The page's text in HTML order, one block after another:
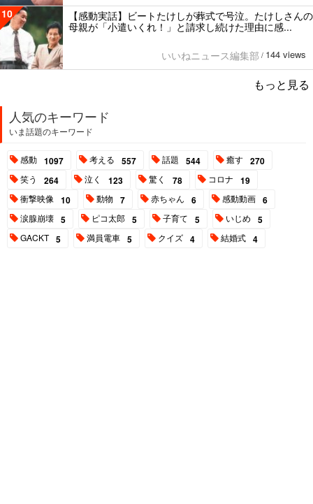
10
【感動実話】ビートたけしが葬式で号泣。たけしさんの
母親が「小遣いくれ！」と請求し続けた理由に感...
いいねニュース編集部 / 144 views
もっと見る
人気のキーワード
いま話題のキーワード
感動 1097 考える 557 話題 544 癒す 270
笑う 264 泣く 123 驚く 78 コロナ 19
衝撃映像 10 動物 7 赤ちゃん 6 感動動画 6
涙腺崩壊 5 ピコ太郎 5 子育て 5 いじめ 5
GACKT 5 満員電車 5 クイズ 4 結婚式 4